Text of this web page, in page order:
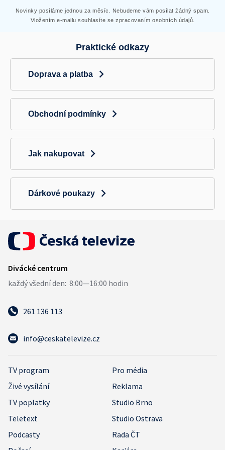
p
i
u
Novinky posíláme jednou za měsíc. Nebudeme vám posílat žádný spam.
Vložením e-mailu souhlasíte se zpracovaním osobních údajů.
Praktické odkazy
Doprava a platba
Obchodní podmínky
Jak nakupovat
Dárkové poukazy
261 136 113
info@ceskatelevize.cz
TV program
Pro média
Živé vysílání
Reklama
TV poplatky
Studio Brno
Teletext
Studio Ostrava
Podcasty
Rada ČT